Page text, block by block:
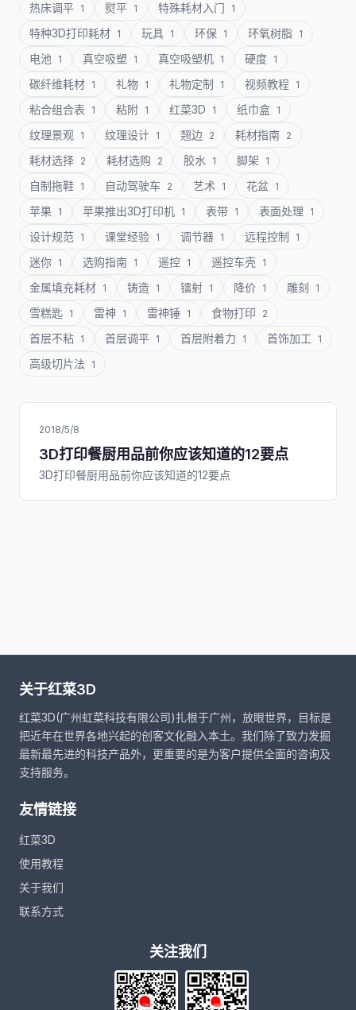
热床调平 1 熨平 1 特殊耗材入门 1
特种3D打印耗材 1 玩具 1 环保 1 环氧树脂 1
电池 1 真空吸塑 1 真空吸塑机 1 硬度 1
碳纤维耗材 1 礼物 1 礼物定制 1 视频教程 1
粘合组合表 1 粘附 1 红菜3D 1 纸巾盒 1
纹理景观 1 纹理设计 1 翘边 2 耗材指南 2
耗材选择 2 耗材选购 2 胶水 1 脚架 1
自制拖鞋 1 自动驾驶车 2 艺术 1 花盆 1
苹果 1 苹果推出3D打印机 1 表带 1 表面处理 1
设计规范 1 课堂经验 1 调节器 1 远程控制 1
迷你 1 选购指南 1 遥控 1 遥控车壳 1
金属填充耗材 1 铸造 1 镭射 1 降价 1 雕刻 1
雪糕匙 1 雷神 1 雷神锤 1 食物打印 2
首层不粘 1 首层调平 1 首层附着力 1 首饰加工 1
高级切片法 1
2018/5/8
3D打印餐厨用品前你应该知道的12要点
3D打印餐厨用品前你应该知道的12要点
关于红菜3D
红菜3D(广州虹菜科技有限公司)扎根于广州，放眼世界，目标是
把近年在世界各地兴起的创客文化融入本土。我们除了致力发掘
最新最先进的科技产品外，更重要的是为客户提供全面的咨询及
支持服务。
友情链接
红菜3D
使用教程
关于我们
联系方式
关注我们